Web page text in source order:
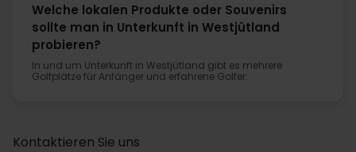
Welche lokalen Produkte oder Souvenirs
sollte man in Unterkunft in Westjütland
probieren?
In und um Unterkunft in Westjütland gibt es mehrere
Golfplätze für Anfänger und erfahrene Golfer.
Kontaktieren Sie uns